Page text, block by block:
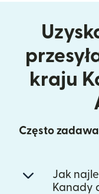
kraju
Często
Jak
Kanady